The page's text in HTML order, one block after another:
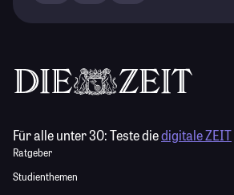
Für alle unter 30:Teste diedigitale ZEIT
Ratgeber
Studienthemen